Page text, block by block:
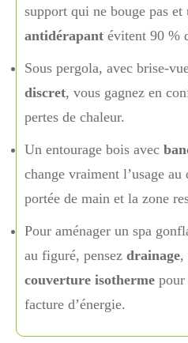
support qui ne bouge pas et
antidérapant évitent 90 %
Sous pergola, avec brise-
discret, vous gagnez en
pertes de chaleur.
Un entourage bois avec
change vraiment l’usage
portée de main et la zone
Pour aménager un spa
au figuré, pensez drainage,
couverture isotherme
facture d’énergie.